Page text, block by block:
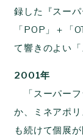
録した『スー
「POP」＋「
て響きのよい
2001年
「スーパーフ
か、ミネアポ
も続けて個展